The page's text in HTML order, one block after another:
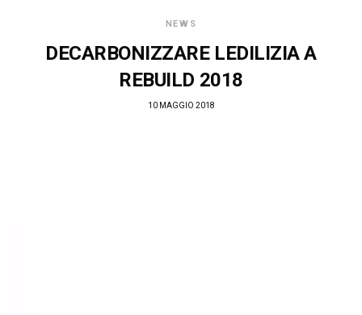
NEWS
DECARBONIZZARE LEDILIZIA A
REBUILD 2018
10 MAGGIO 2018